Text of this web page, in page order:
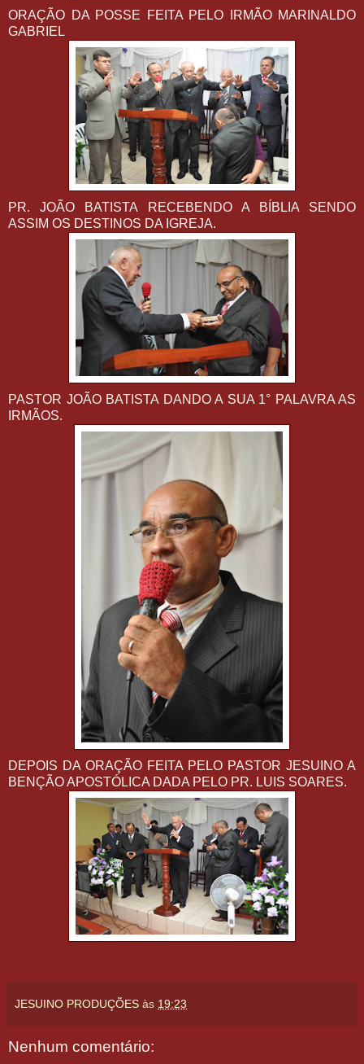
ORAÇÃO DA POSSE FEITA PELO IRMÃO MARINALDO
GABRIEL
PR. JOÃO BATISTA RECEBENDO A BÍBLIA SENDO
ASSIM OS DESTINOS DA IGREJA.
PASTOR JOÃO BATISTA DANDO A SUA 1° PALAVRA AS
IRMÃOS.
DEPOIS DA ORAÇÃO FEITA PELO PASTOR JESUINO A
BENÇÃO APOSTÓLICA DADA PELO PR. LUIS SOARES.
JESUINO PRODUÇÕES às 19:23
Nenhum comentário: